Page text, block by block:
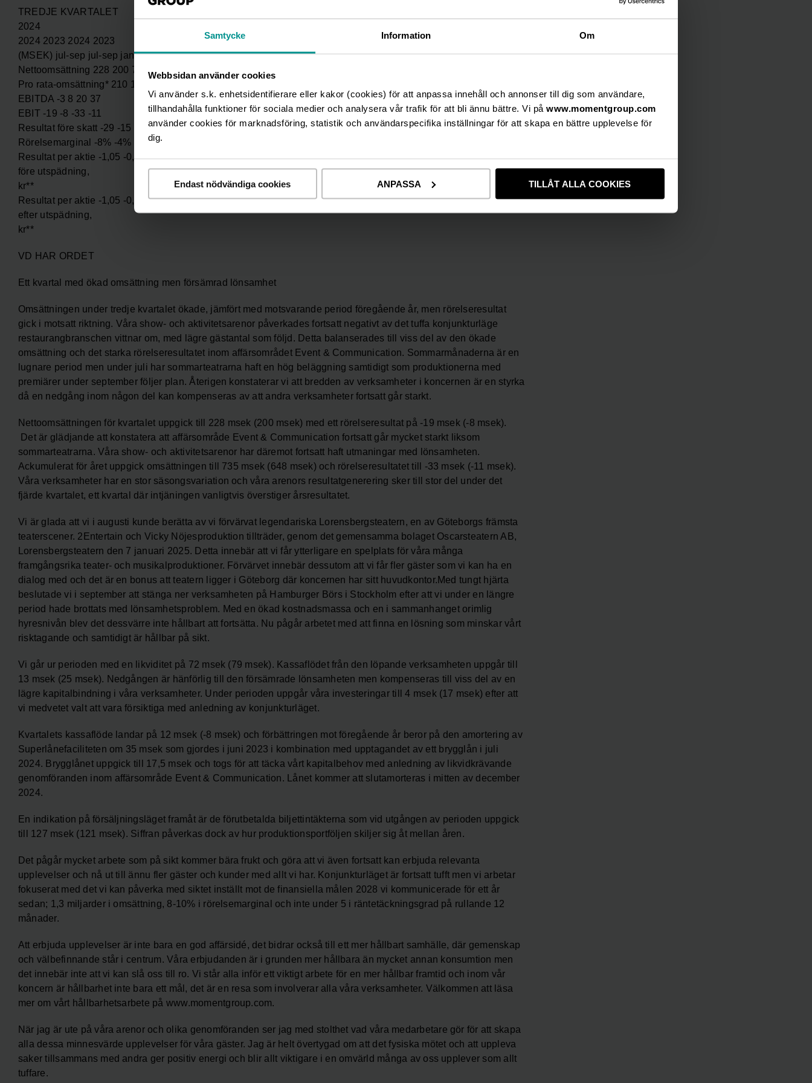
Samtycke Information Om
Webbsidan använder cookies
Vi använder s.k. enhetsidentifierare eller kakor (cookies) för att anpassa innehåll och annonser till dig som användare,
tillhandahålla funktioner för sociala medier och analysera vår trafik för att bli ännu bättre. Vi på www.momentgroup.com
använder cookies för marknadsföring, statistik och användarspecifika inställningar för att skapa en bättre upplevelse för
dig.
Endast nödvändiga cookies ANPASSA TILLÅT ALLA COOKIES
TREDJE KVARTALET
2024
2024 2023 2024 2023
(MSEK) jul-sep jul-sep jan-sep jan-sep
Nettoomsättning 228 200 735 648
Pro rata-omsättning* 210 196 707 612
EBITDA -3 8 20 37
EBIT -19 -8 -33 -11
Resultat före skatt -29 -15 -60 -31
Rörelsemarginal -8% -4% -4% -2%
Resultat per aktie -1,05 -0,59 -2,16 -1,29
före utspädning,
kr**
Resultat per aktie -1,05 -0,59 -2,16 -1,29
efter utspädning,
kr**
VD HAR ORDET
Ett kvartal med ökad omsättning men försämrad lönsamhet
Omsättningen under tredje kvartalet ökade, jämfört med motsvarande period föregående år, men rörelseresultat
gick i motsatt riktning. Våra show- och aktivitetsarenor påverkades fortsatt negativt av det tuffa konjunkturläge
restaurangbranschen vittnar om, med lägre gästantal som följd. Detta balanserades till viss del av den ökade
omsättning och det starka rörelseresultatet inom affärsområdet Event & Communication. Sommarmånaderna är en
lugnare period men under juli har sommarteatrarna haft en hög beläggning samtidigt som produktionerna med
premiärer under september följer plan. Återigen konstaterar vi att bredden av verksamheter i koncernen är en styrka
då en nedgång inom någon del kan kompenseras av att andra verksamheter fortsatt går starkt.
Nettoomsättningen för kvartalet uppgick till 228 msek (200 msek) med ett rörelseresultat på -19 msek (-8 msek).
Det är glädjande att konstatera att affärsområde Event & Communication fortsatt går mycket starkt liksom
sommarteatrarna. Våra show- och aktivitetsarenor har däremot fortsatt haft utmaningar med lönsamheten.
Ackumulerat för året uppgick omsättningen till 735 msek (648 msek) och rörelseresultatet till -33 msek (-11 msek).
Våra verksamheter har en stor säsongsvariation och våra arenors resultatgenerering sker till stor del under det
fjärde kvartalet, ett kvartal där intjäningen vanligtvis överstiger årsresultatet.
Vi är glada att vi i augusti kunde berätta av vi förvärvat legendariska Lorensbergsteatern, en av Göteborgs främsta
teaterscener. 2Entertain och Vicky Nöjesproduktion tillträder, genom det gemensamma bolaget Oscarsteatern AB,
Lorensbergsteatern den 7 januari 2025. Detta innebär att vi får ytterligare en spelplats för våra många
framgångsrika teater- och musikalproduktioner. Förvärvet innebär dessutom att vi får fler gäster som vi kan ha en
dialog med och det är en bonus att teatern ligger i Göteborg där koncernen har sitt huvudkontor.Med tungt hjärta
beslutade vi i september att stänga ner verksamheten på Hamburger Börs i Stockholm efter att vi under en längre
period hade brottats med lönsamhetsproblem. Med en ökad kostnadsmassa och en i sammanhanget orimlig
hyresnivån blev det dessvärre inte hållbart att fortsätta. Nu pågår arbetet med att finna en lösning som minskar vårt
risktagande och samtidigt är hållbar på sikt.
Vi går ur perioden med en likviditet på 72 msek (79 msek). Kassaflödet från den löpande verksamheten uppgår till
13 msek (25 msek). Nedgången är hänförlig till den försämrade lönsamheten men kompenseras till viss del av en
lägre kapitalbindning i våra verksamheter. Under perioden uppgår våra investeringar till 4 msek (17 msek) efter att
vi medvetet valt att vara försiktiga med anledning av konjunkturläget.
Kvartalets kassaflöde landar på 12 msek (-8 msek) och förbättringen mot föregående år beror på den amortering av
Superlånefaciliteten om 35 msek som gjordes i juni 2023 i kombination med upptagandet av ett brygglån i juli
2024. Brygglånet uppgick till 17,5 msek och togs för att täcka vårt kapitalbehov med anledning av likvidkrävande
genomföranden inom affärsområde Event & Communication. Lånet kommer att slutamorteras i mitten av december
2024.
En indikation på försäljningsläget framåt är de förutbetalda biljettintäkterna som vid utgången av perioden uppgick
till 127 msek (121 msek). Siffran påverkas dock av hur produktionsportföljen skiljer sig åt mellan åren.
Det pågår mycket arbete som på sikt kommer bära frukt och göra att vi även fortsatt kan erbjuda relevanta
upplevelser och nå ut till ännu fler gäster och kunder med allt vi har. Konjunkturläget är fortsatt tufft men vi arbetar
fokuserat med det vi kan påverka med siktet inställt mot de finansiella målen 2028 vi kommunicerade för ett år
sedan; 1,3 miljarder i omsättning, 8-10% i rörelsemarginal och inte under 5 i räntetäckningsgrad på rullande 12
månader.
Att erbjuda upplevelser är inte bara en god affärsidé, det bidrar också till ett mer hållbart samhälle, där gemenskap
och välbefinnande står i centrum. Våra erbjudanden är i grunden mer hållbara än mycket annan konsumtion men
det innebär inte att vi kan slå oss till ro. Vi står alla inför ett viktigt arbete för en mer hållbar framtid och inom vår
koncern är hållbarhet inte bara ett mål, det är en resa som involverar alla våra verksamheter. Välkommen att läsa
mer om vårt hållbarhetsarbete på www.momentgroup.com.
När jag är ute på våra arenor och olika genomföranden ser jag med stolthet vad våra medarbetare gör för att skapa
alla dessa minnesvärde upplevelser för våra gäster. Jag är helt övertygad om att det fysiska mötet och att uppleva
saker tillsammans med andra ger positiv energi och blir allt viktigare i en omvärld många av oss upplever som allt
tuffare.